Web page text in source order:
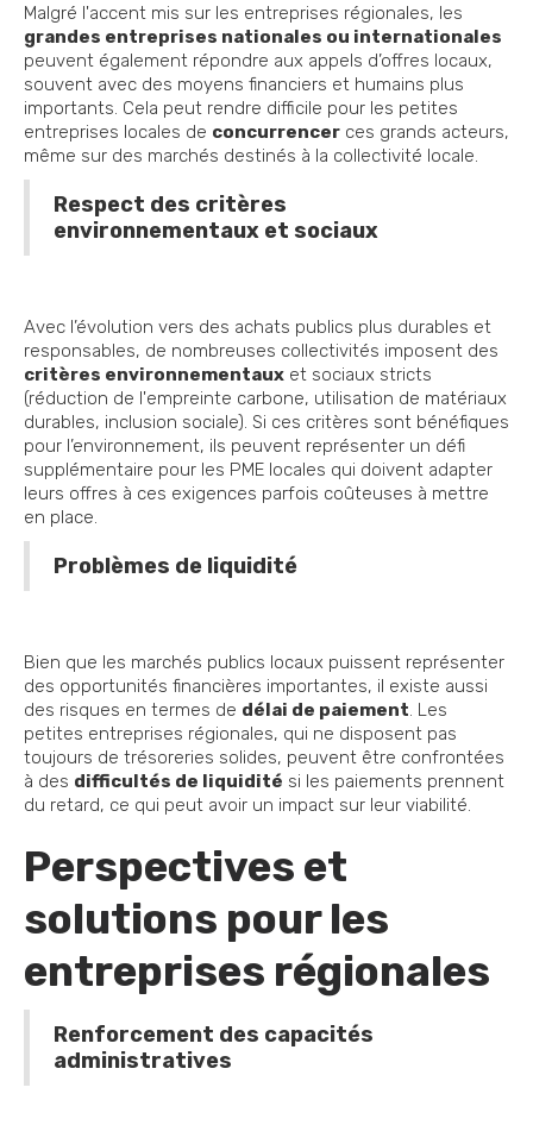
Malgré l'accent mis sur les entreprises régionales, les
grandes entreprises nationales ou internationales
peuvent également répondre aux appels d’offres locaux,
souvent avec des moyens financiers et humains plus
importants. Cela peut rendre difficile pour les petites
entreprises locales de concurrencer ces grands acteurs,
même sur des marchés destinés à la collectivité locale.
Respect des critères
environnementaux et sociaux
Avec l’évolution vers des achats publics plus durables et
responsables, de nombreuses collectivités imposent des
critères environnementaux et sociaux stricts
(réduction de l'empreinte carbone, utilisation de matériaux
durables, inclusion sociale). Si ces critères sont bénéfiques
pour l’environnement, ils peuvent représenter un défi
supplémentaire pour les PME locales qui doivent adapter
leurs offres à ces exigences parfois coûteuses à mettre
en place.
Problèmes de liquidité
Bien que les marchés publics locaux puissent représenter
des opportunités financières importantes, il existe aussi
des risques en termes de délai de paiement. Les
petites entreprises régionales, qui ne disposent pas
toujours de trésoreries solides, peuvent être confrontées
à des difficultés de liquidité si les paiements prennent
du retard, ce qui peut avoir un impact sur leur viabilité.
Perspectives et
solutions pour les
entreprises régionales
Renforcement des capacités
administratives